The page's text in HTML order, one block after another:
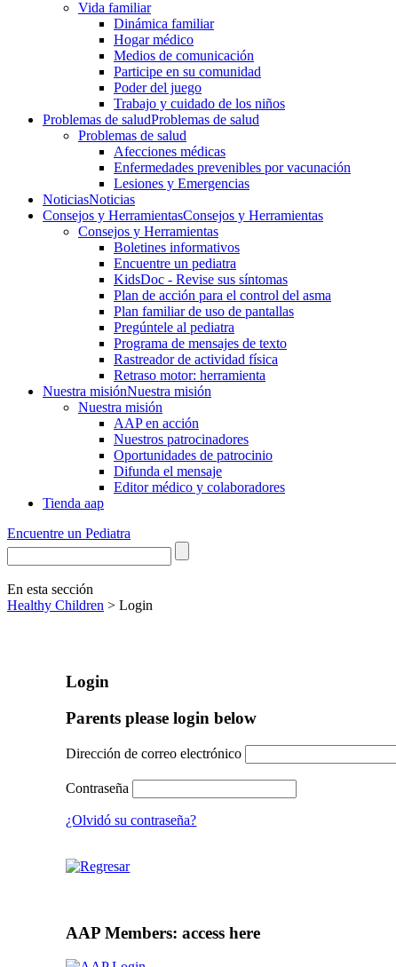
Vida familiar
Dinámica familiar
Hogar médico
Medios de comunicación
Participe en su comunidad
Poder del juego
Trabajo y cuidado de los niños
Problemas de saludProblemas de salud
Problemas de salud
Afecciones médicas
Enfermedades prevenibles por vacunación
Lesiones y Emergencias
NoticiasNoticias
Consejos y HerramientasConsejos y Herramientas
Consejos y Herramientas
Boletines informativos
Encuentre un pediatra
KidsDoc - Revise sus síntomas
Plan de acción para el control del asma
Plan familiar de uso de pantallas
Pregúntele al pediatra
Programa de mensajes de texto
Rastre​​ador de activida​d física
Retraso motor: herramienta
Nuestra misiónNuestra misión
Nuestra misión
AAP en acción
Nuestros patrocinadores
Oportunidades de patrocinio
Difunda el mensaje
Editor médico y colaboradores
Tienda aap
Encuentre un Pediatra
En esta sección
Healthy Children > Login
Login
Parents please login below
Dirección de correo electrónico
Contraseña
¿Olvidó su contraseña?
AAP Members: access here